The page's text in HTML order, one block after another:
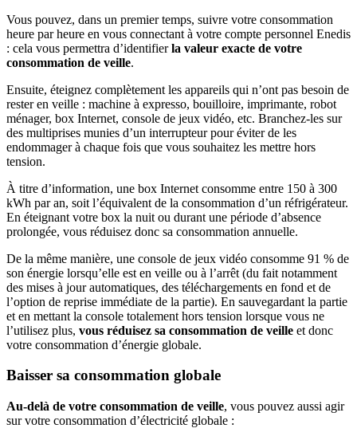
Vous pouvez, dans un premier temps, suivre votre consommation
heure par heure en vous connectant à votre compte personnel Enedis
: cela vous permettra d’identifierla valeur exacte de votre
consommation de veille.
Ensuite, éteignez complètement les appareils qui n’ont pas besoin de
rester en veille : machine à expresso, bouilloire, imprimante, robot
ménager, box Internet, console de jeux vidéo, etc. Branchez-les sur
des multiprises munies d’un interrupteur pour éviter de les
endommager à chaque fois que vous souhaitez les mettre hors
tension.
À titre d’information, une box Internet consomme entre 150 à 300
kWh par an, soit l’équivalent de la consommation d’un réfrigérateur.
En éteignant votre box la nuit ou durant une période d’absence
prolongée, vous réduisez donc sa consommation annuelle.
De la même manière, une console de jeux vidéo consomme 91 % de
son énergie lorsqu’elle est en veille ou à l’arrêt (du fait notamment
des mises à jour automatiques, des téléchargements en fond et de
l’option de reprise immédiate de la partie). En sauvegardant la partie
et en mettant la console totalement hors tension lorsque vous ne
l’utilisez plus, vous réduisez sa consommation de veille et donc
votre consommation d’énergie globale.
Baisser sa consommation globale
Au-delà de votre consommation de veille, vous pouvez aussi agir
sur votre consommation d’électricité globale :